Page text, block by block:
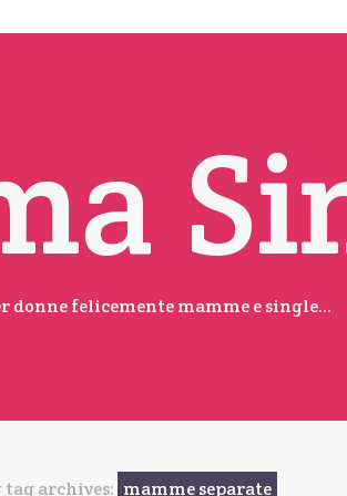
donne felicemente mamme e single...
archives: mamme separate